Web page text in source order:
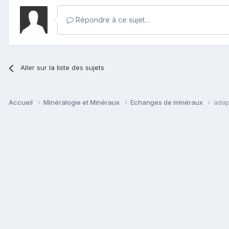
Répondre à ce sujet…
Aller sur la liste des sujets
Accueil Minéralogie et Minéraux Echanges de minéraux